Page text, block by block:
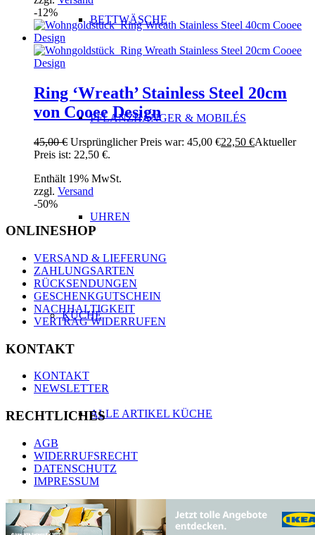
BETTWÄSCHE
PFLANZHÄNGER & MOBILÉS
UHREN
KÜCHE
ALLE ARTIKEL KÜCHE
SERVIER- & SCHNEIDEBRETTER
-12%
Ring ‘Wreath’ Stainless Steel 20cm
von Cooee Design
45,00€ Ursprünglicher Preis war: 45,00 €22,50 €Aktueller
Preis ist: 22,50 €.
Enthält 19% MwSt.
zzgl. Versand
-50%
ONLINESHOP
VERSAND & LIEFERUNG
ZAHLUNGSARTEN
RÜCKSENDUNGEN
GESCHENKGUTSCHEIN
NACHHALTIGKEIT
VERTRAG WIDERRUFEN
KONTAKT
KONTAKT
NEWSLETTER
RECHTLICHES
AGB
WIDERRUFSRECHT
DATENSCHUTZ
IMPRESSUM